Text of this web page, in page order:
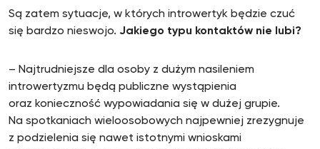
Są zatem sytuacje, w których introwertyk będzie czuć
się bardzo nieswojo. Jakiego typu kontaktów nie lubi?
– Najtrudniejsze dla osoby z dużym nasileniem
introwertyzmu będą publiczne wystąpienia
oraz konieczność wypowiadania się w dużej grupie.
Na spotkaniach wieloosobowych najpewniej zrezygnuje
z podzielenia się nawet istotnymi wnioskami